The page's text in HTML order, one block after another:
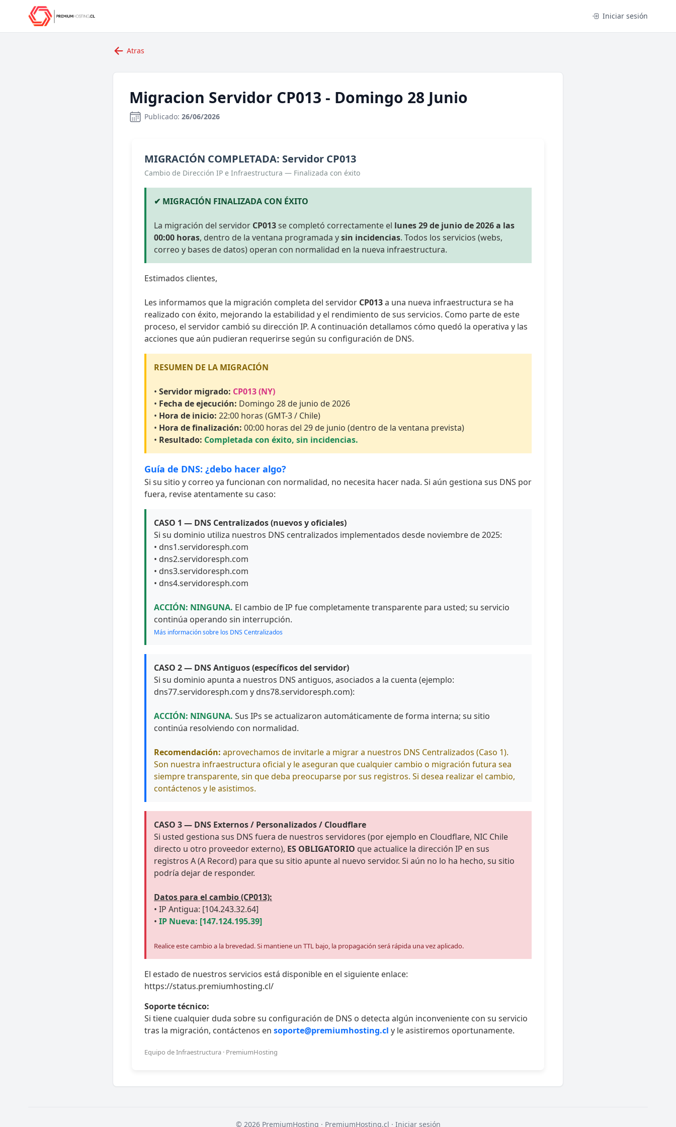
Iniciar sesión
Atras
Migracion Servidor CP013 - Domingo 28 Junio
Publicado: 26/06/2026
MIGRACIÓN COMPLETADA: Servidor CP013
Cambio de Dirección IP e Infraestructura — Finalizada con éxito
✔ MIGRACIÓN FINALIZADA CON ÉXITO
La migración del servidor CP013se completó correctamente el lunes 29 de junio de 2026 a las
00:00 horas, dentro de la ventana programada ysin incidencias. Todos los servicios (webs,
correo y bases de datos) operan con normalidad en la nueva infraestructura.
Estimados clientes,
Les informamos que la migración completa del servidor CP013a una nueva infraestructura se ha
realizado con éxito, mejorando la estabilidad y el rendimiento de sus servicios. Como parte de este
proceso, el servidor cambió su dirección IP. A continuación detallamos cómo quedó la operativa y las
acciones que aún pudieran requerirse según su configuración de DNS.
RESUMEN DE LA MIGRACIÓN
• Servidor migrado: CP013 (NY)
• Fecha de ejecución: Domingo 28 de junio de 2026
• Hora de inicio: 22:00 horas (GMT-3 / Chile)
• Hora de finalización: 00:00 horas del 29 de junio (dentro de la ventana prevista)
• Resultado: Completada con éxito, sin incidencias.
Guía de DNS: ¿debo hacer algo?
Si su sitio y correo ya funcionan con normalidad, no necesita hacer nada. Si aún gestiona sus DNS por
fuera, revise atentamente su caso:
CASO 1 — DNS Centralizados (nuevos y oficiales)
Si su dominio utiliza nuestros DNS centralizados implementados desde noviembre de 2025:
• dns1.servidoresph.com
• dns2.servidoresph.com
• dns3.servidoresph.com
• dns4.servidoresph.com
ACCIÓN: NINGUNA. El cambio de IP fue completamente transparente para usted; su servicio
continúa operando sin interrupción.
Más información sobre los DNS Centralizados
CASO 2 — DNS Antiguos (específicos del servidor)
Si su dominio apunta a nuestros DNS antiguos, asociados a la cuenta (ejemplo:
dns77.servidoresph.com y dns78.servidoresph.com):
ACCIÓN: NINGUNA. Sus IPs se actualizaron automáticamente de forma interna; su sitio
continúa resolviendo con normalidad.
Recomendación: aprovechamos de invitarle a migrar a nuestros DNS Centralizados (Caso 1).
Son nuestra infraestructura oficial y le aseguran que cualquier cambio o migración futura sea
siempre transparente, sin que deba preocuparse por sus registros. Si desea realizar el cambio,
contáctenos y le asistimos.
CASO 3 — DNS Externos / Personalizados / Cloudflare
Si usted gestiona sus DNS fuera de nuestros servidores (por ejemplo en Cloudflare, NIC Chile
directo u otro proveedor externo), ES OBLIGATORIO que actualice la dirección IP en sus
registros A (A Record) para que su sitio apunte al nuevo servidor. Si aún no lo ha hecho, su sitio
podría dejar de responder.
Datos para el cambio (CP013):
• IP Antigua: [104.243.32.64]
• IP Nueva: [147.124.195.39]
Realice este cambio a la brevedad. Si mantiene un TTL bajo, la propagación será rápida una vez aplicado.
El estado de nuestros servicios está disponible en el siguiente enlace:
https://status.premiumhosting.cl/
Soporte técnico:
Si tiene cualquier duda sobre su configuración de DNS o detecta algún inconveniente con su servicio
tras la migración, contáctenos en soporte@premiumhosting.cl y le asistiremos oportunamente.
Equipo de Infraestructura · PremiumHosting
© 2026 PremiumHosting · PremiumHosting.cl · Iniciar sesión